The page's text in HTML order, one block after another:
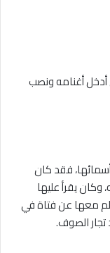
أدخل أغنامه ونصب
فقد كان
يقرأ عليها
معها عن فتاة في
تجار الصوف.